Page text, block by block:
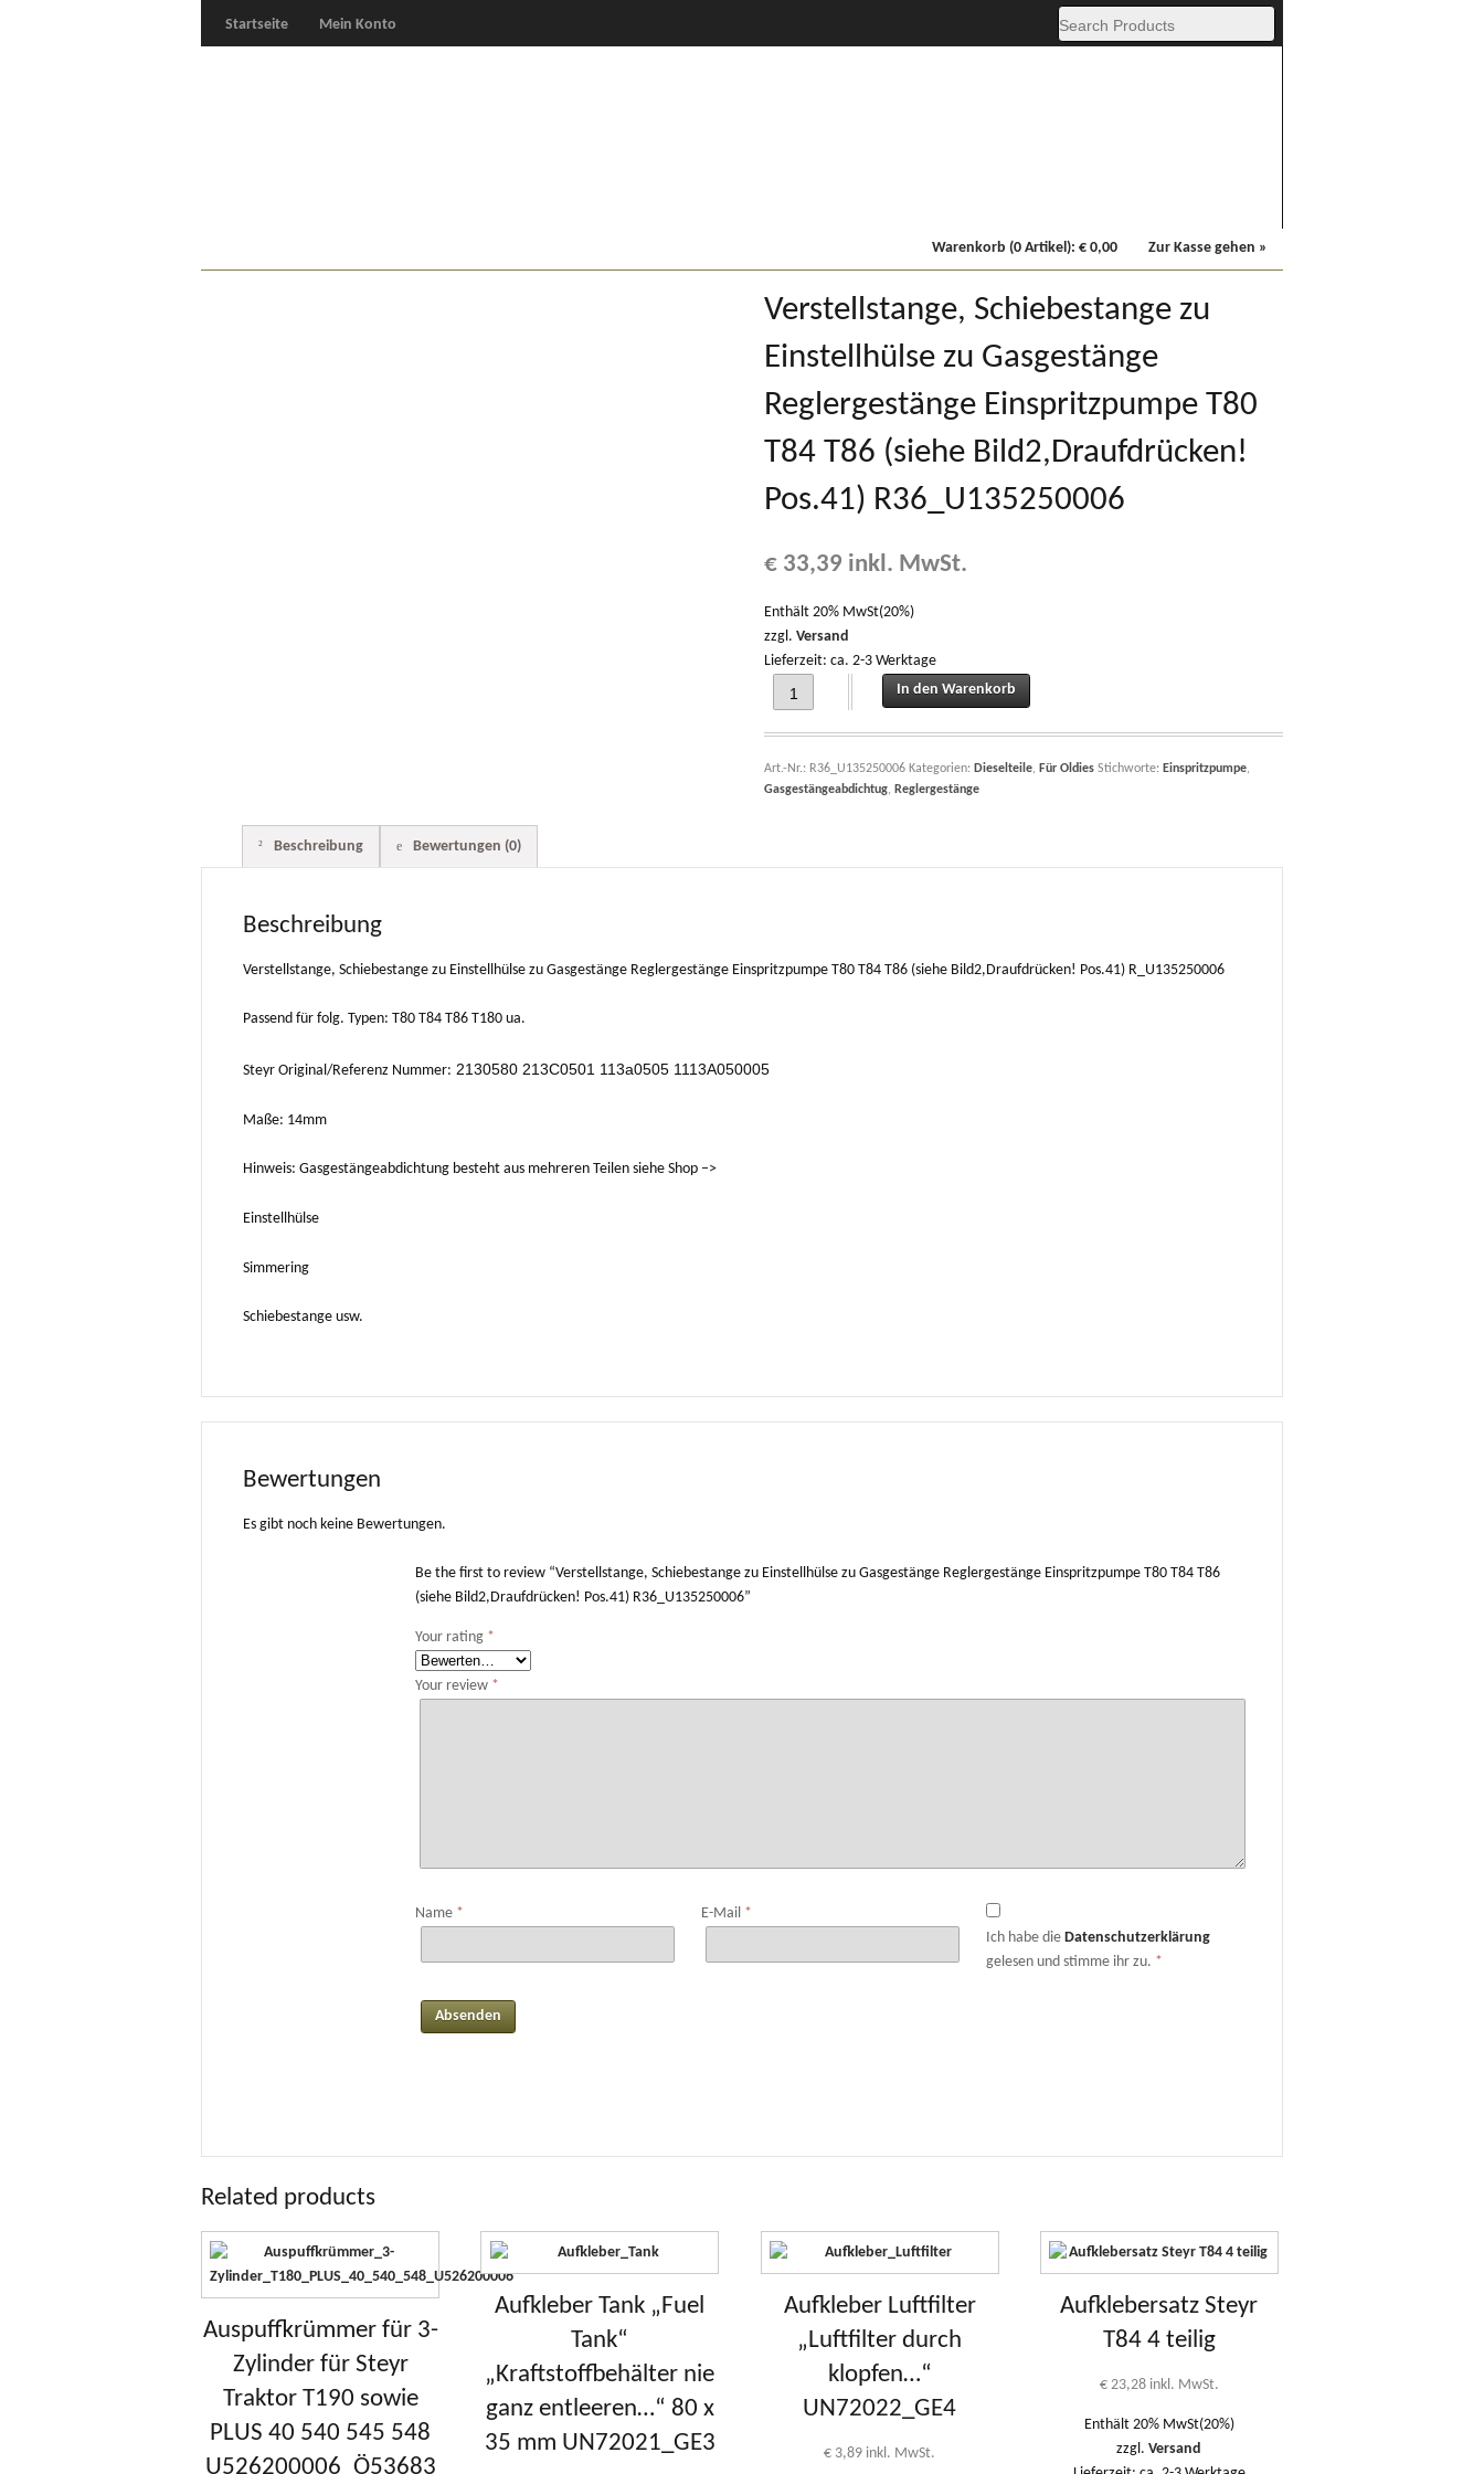
Startseite Mein Konto
Zur Kasse gehen »
Warenkorb (0 Artikel): € 0,00
Verstellstange, Schiebestange zu
Einstellhülse zu Gasgestänge
Reglergestänge Einspritzpumpe T80
T84 T86 (siehe Bild2,Draufdrücken!
Pos.41) R36_U135250006
€33,39 inkl. MwSt.
Enthält 20% MwSt(20%)
zzgl. Versand
Lieferzeit: ca. 2-3 Werktage
Verstellstange, Schiebestange zu Einstellhülse zu Gasgestänge Reglergestänge Einspritzpumpe T80 T84 T86
In den Warenkorb
Art.-Nr.: R36_U135250006 Kategorien: Dieselteile, Für Oldies Stichworte: Einspritzpumpe,
Gasgestängeabdichtug, Reglergestänge
Beschreibung Bewertungen (0)
Beschreibung
Verstellstange, Schiebestange zu Einstellhülse zu Gasgestänge Reglergestänge Einspritzpumpe T80 T84 T86 (siehe Bild2,Draufdrücken! Pos.41) R_U135250006
Passend für folg. Typen: T80 T84 T86 T180 ua.
Steyr Original/Referenz Nummer: 2130580 213C0501 113a0505 1113A050005
Maße: 14mm
Hinweis: Gasgestängeabdichtung besteht aus mehreren Teilen siehe Shop –>
Einstellhülse
Simmering
Schiebestange usw.
Bewertungen
Es gibt noch keine Bewertungen.
Be the first to review “Verstellstange, Schiebestange zu Einstellhülse zu Gasgestänge Reglergestänge Einspritzpumpe T80 T84 T86
(siehe Bild2,Draufdrücken! Pos.41) R36_U135250006”
Your rating *
Your review *
Name * E-Mail *
Ich habe dieDatenschutzerklärung
gelesen und stimme ihr zu. *
Related products
Auspuffkrümmer für 3-
Zylinder für Steyr
Traktor T190 sowie
PLUS 40 540 545 548
U526200006_Ö53683
Aufkleber Tank „Fuel
Tank“
„Kraftstoffbehälter nie
ganz entleeren…“ 80 x
35 mm UN72021_GE3
Aufkleber Luftfilter
„Luftfilter durch
klopfen…“
UN72022_GE4
€ 3,89 inkl. MwSt.
Aufklebersatz Steyr
T84 4 teilig
€23,28 inkl. MwSt.
Enthält 20% MwSt(20%)
zzgl.Versand